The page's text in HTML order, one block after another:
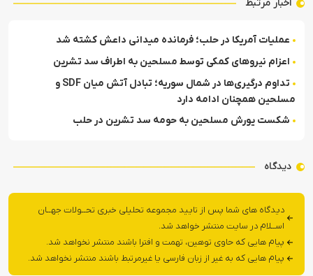
اخبار مرتبط
عملیات آمریکا در حلب؛ فرمانده میدانی داعش کشته شد
اعزام نیروهای کمکی توسط مسلحین به اطراف سد تشرین
تداوم درگیری‌ها در شمال سوریه؛ تبادل آتش میان SDF و
مسلحین همچنان ادامه دارد
شکست یورش مسلحین به حومه سد تشرین در حلب
دیدگاه
دیدگاه های شما پس از تایید مجموعه تحلیلی خبری تحــولات جهــان
اســلام در سایت منتشر خواهد شد.
پیام هایی که حاوی توهین، تهمت و افترا باشند منتشر نخواهد شد.
پیام هایی که به غیر از زبان فارسی یا غیرمرتبط باشند منتشر نخواهد شد.